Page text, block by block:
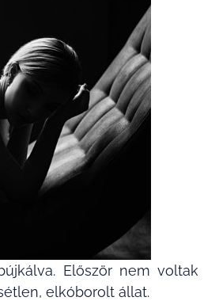
Először nem voltak
elkóborolt állat.